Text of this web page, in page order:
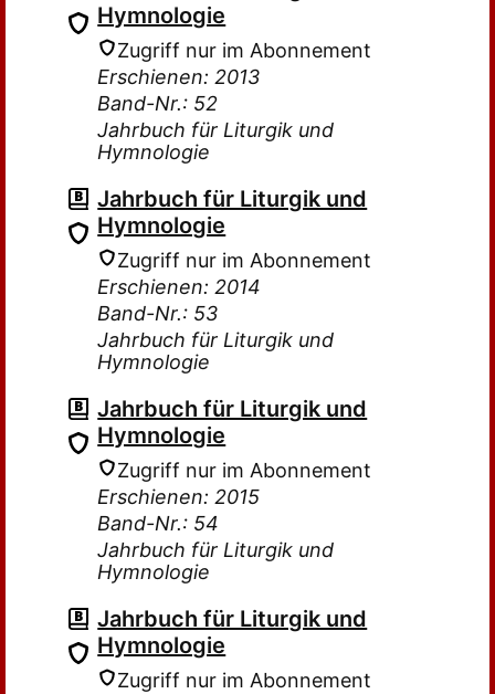
Hymnologie
Zugriff nur im Abonnement
Erschienen: 2013
Band-Nr.: 52
Jahrbuch für Liturgik und
Hymnologie
Jahrbuch für Liturgik und
Hymnologie
Zugriff nur im Abonnement
Erschienen: 2014
Band-Nr.: 53
Jahrbuch für Liturgik und
Hymnologie
Jahrbuch für Liturgik und
Hymnologie
Zugriff nur im Abonnement
Erschienen: 2015
Band-Nr.: 54
Jahrbuch für Liturgik und
Hymnologie
Jahrbuch für Liturgik und
Hymnologie
Zugriff nur im Abonnement